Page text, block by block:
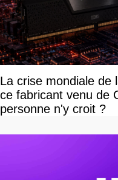
La crise mondiale de
ce fabricant venu de
personne n'y croit ?